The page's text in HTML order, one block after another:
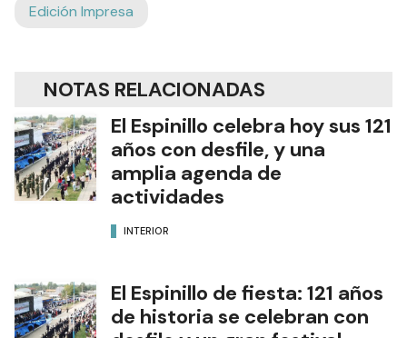
Edición Impresa
NOTAS RELACIONADAS
El Espinillo celebra hoy sus 121
años con desfile, y una
amplia agenda de
actividades
INTERIOR
El Espinillo de fiesta: 121 años
de historia se celebran con